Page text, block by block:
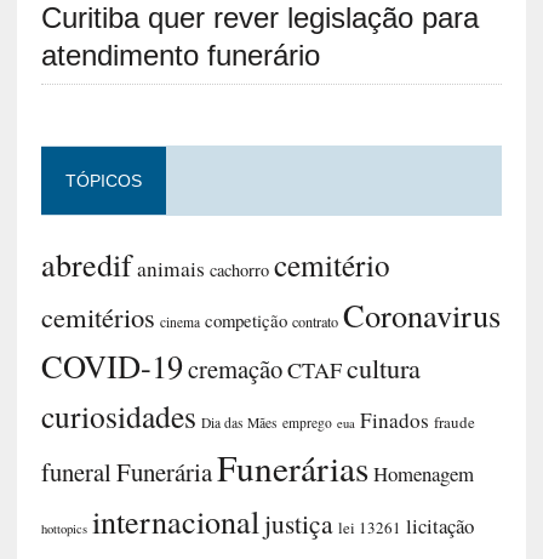
Curitiba quer rever legislação para
atendimento funerário
TÓPICOS
abredifanimais cachorro cemitério
cemitérios cinema competição contrato Coronavirus
COVID-19cremaçãoCTAFcultura
curiosidades Dia das Mães emprego eua Finados fraude
funeralFuneráriaFuneráriasHomenagem
hottopics internacionaljustiça lei 13261 licitação